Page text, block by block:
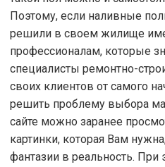
Поэтому, если наливные
решили в своем жилище
профессионалам, которые
специалисты ремонтно-
своих клиентов от самого
решить проблему выбора
сайте можно заранее
картинки, которая Вам
фантазии в реальность. При